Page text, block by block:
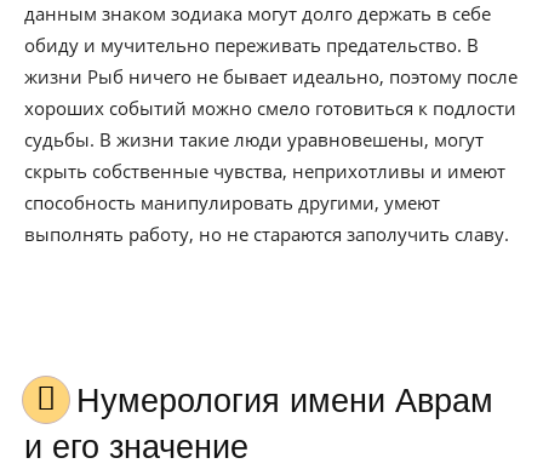
данным знаком зодиака могут долго держать в себе
обиду и мучительно переживать предательство. В
жизни Рыб ничего не бывает идеально, поэтому после
хороших событий можно смело готовиться к подлости
судьбы. В жизни такие люди уравновешены, могут
скрыть собственные чувства, неприхотливы и имеют
способность манипулировать другими, умеют
выполнять работу, но не стараются заполучить славу.
Нумерология имени Аврам
и его значение